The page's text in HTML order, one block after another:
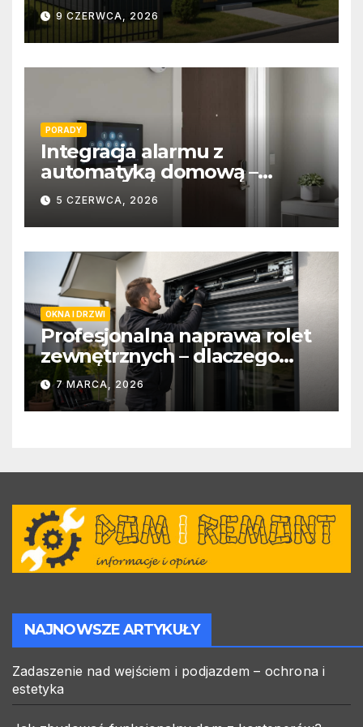
9 CZERWCA, 2026
PORADY
Integracja alarmu z
automatyką domową –
wygoda i bezpieczeństwo
5 CZERWCA, 2026
OKNA I DRZWI
Profesjonalna naprawa rolet
zewnętrznych – dlaczego
warto zlecić ją specjalistom?
7 MARCA, 2026
NAJNOWSZE ARTYKUŁY
Zadaszenie nad wejściem i podjazdem – ochrona i
estetyka